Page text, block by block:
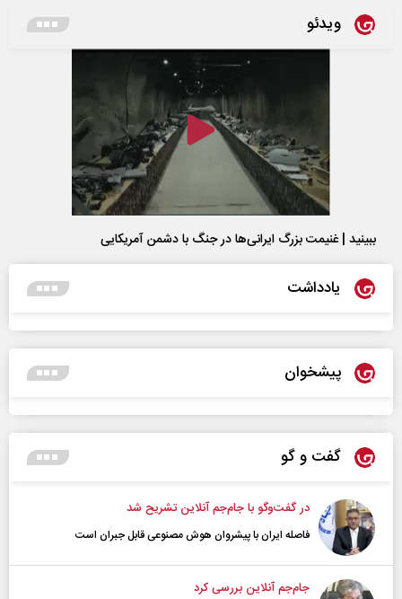
ویدئو
ببینید | غنیمت بزرگ ایرانی‌ها در جنگ با دشمن آمریکایی
یادداشت
پیشخوان
گفت و گو
در گفت‌و‌گو با جام‌جم آنلاین تشریح شد
فاصله ایران با پیشرو‌ان هوش مصنوعی قابل جبران است
جام‌جم آنلاین بررسی کرد